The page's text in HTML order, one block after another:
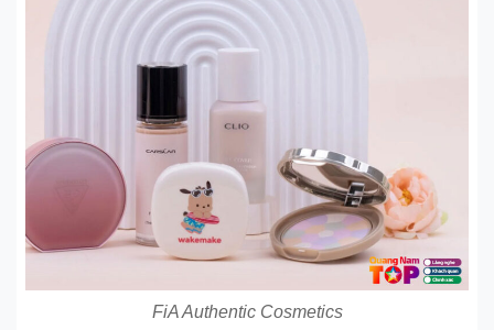
FiA Authentic Cosmetics